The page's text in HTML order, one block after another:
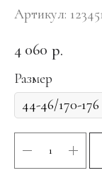
Артикул:
4 060 р.
Размер